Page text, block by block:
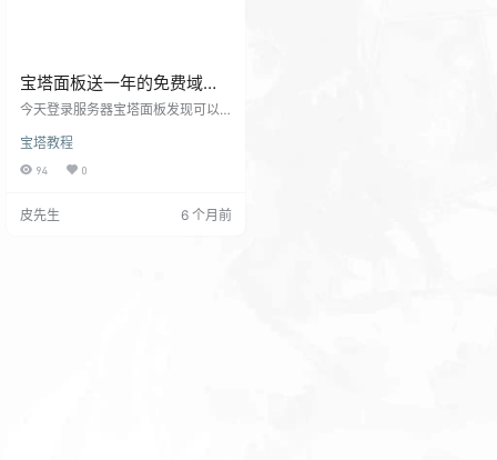
宝塔面板送一年的免费域名
DV证书啦
今天登录服务器宝塔面板发现可以
点。所以看到这个活动！ 这个活动
是更新宝塔11.4.1版本的用户可以免
塔的小伙伴们快去试试吧！ 宝塔的
宝塔教程
94 0
皮先生 6 个月前